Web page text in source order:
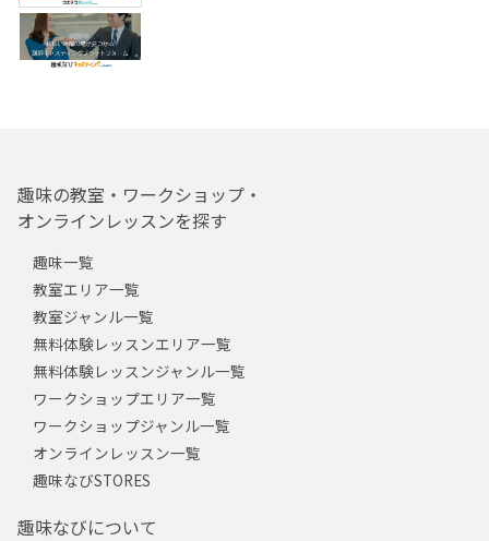
趣味の教室・ワークショップ・
オンラインレッスンを探す
趣味一覧
教室エリア一覧
教室ジャンル一覧
無料体験レッスンエリア一覧
無料体験レッスンジャンル一覧
ワークショップエリア一覧
ワークショップジャンル一覧
オンラインレッスン一覧
趣味なびSTORES
趣味なびについて